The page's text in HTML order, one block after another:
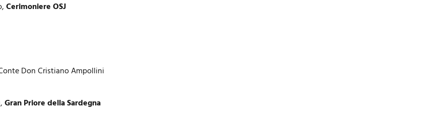
Cerimoniere OSJ
Don Cristiano Ampollini
Gran Priore della Sardegna